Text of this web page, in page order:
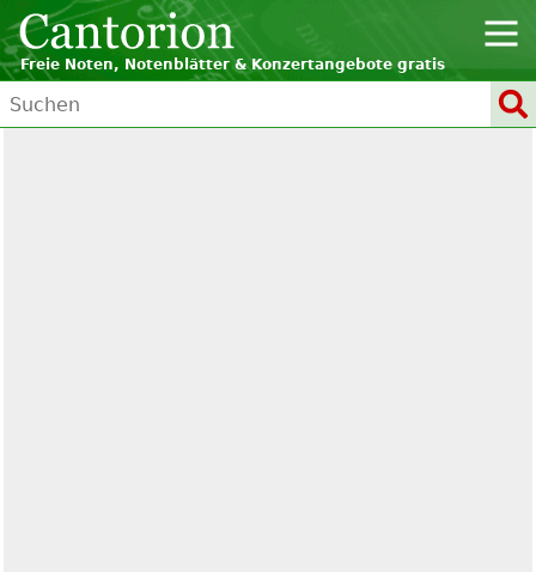
Freie Noten, Notenblätter & Konzertangebote gratis